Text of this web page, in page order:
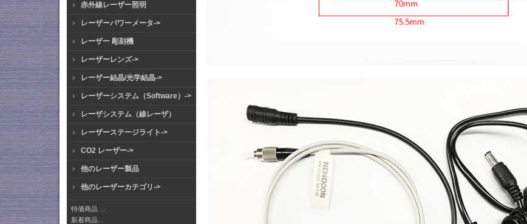
赤外線レーザー照明
レーザーパワーメータ->
レーザー 彫刻機
レーザーレンズ->
レーザー結晶/光学結晶->
レーザーシステム（Software）->
レーザシステム（線レーザ）
レーザーステージライト->
CO2 レーザー->
他のレーザー製品
他のレーザーカテゴリ->
特価商品 ...
新着商品...